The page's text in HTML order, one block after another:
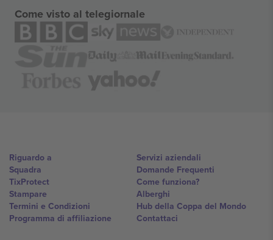
Come visto al telegiornale
Riguardo a
Squadra
TixProtect
Stampare
Termini e Condizioni
Programma di affiliazione
Servizi aziendali
Domande Frequenti
Come funziona?
Alberghi
Hub della Coppa del Mondo
Contattaci